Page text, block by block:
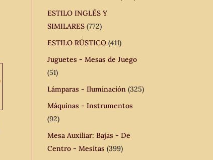
ESTILO INGLÉS Y
SIMILARES (772)
ESTILO RÚSTICO (411)
Juguetes - Mesas de Juego
(51)
Lámparas - Iluminación (325)
Máquinas - Instrumentos
(92)
Mesa Auxiliar: Bajas - De
Centro - Mesitas (399)